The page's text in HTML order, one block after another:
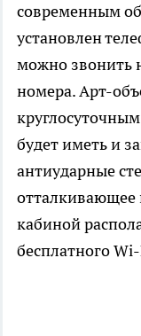
современным
установлен
можно звонить
номера. Арт-
будет иметь и
антиударные
отталкивающее
кабиной
бесплатного